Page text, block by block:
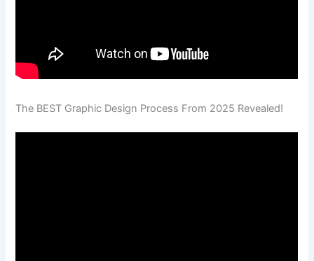
The BEST Graphic Design Process From 2025 Revealed!